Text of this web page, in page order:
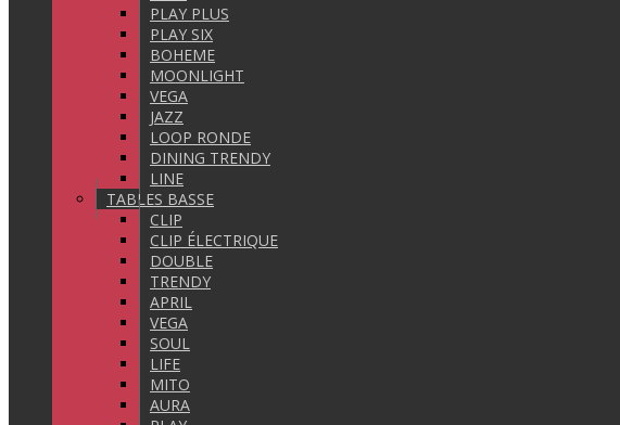
PLAY PLUS
PLAY SIX
BOHEME
MOONLIGHT
VEGA
JAZZ
LOOP RONDE
DINING TRENDY
LINE
TABLES BASSE
CLIP
CLIP ÉLECTRIQUE
DOUBLE
TRENDY
APRIL
VEGA
SOUL
LIFE
MITO
AURA